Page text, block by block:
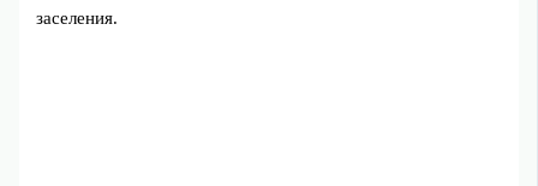
заселения.